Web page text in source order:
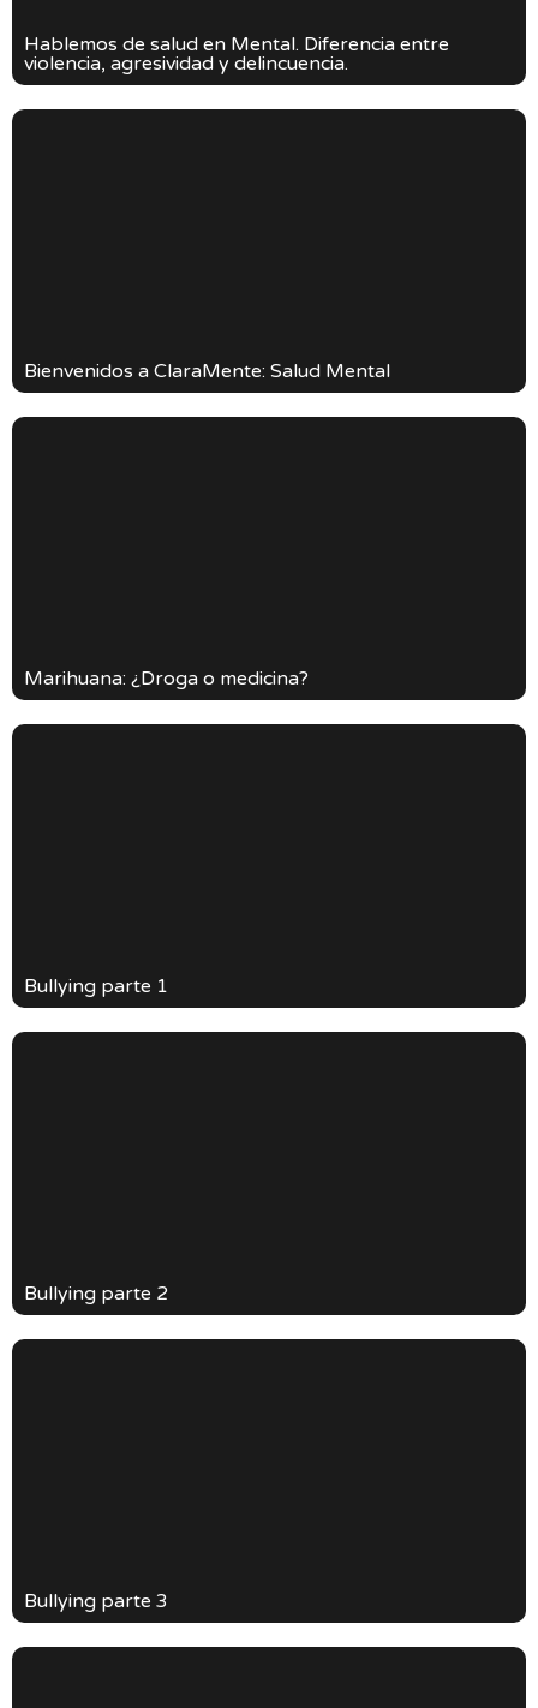
Hablemos de salud en Mental. Diferencia entre
violencia, agresividad y delincuencia.
Bienvenidos a ClaraMente: Salud Mental
Marihuana: ¿Droga o medicina?
Bullying parte 1
Bullying parte 2
Bullying parte 3